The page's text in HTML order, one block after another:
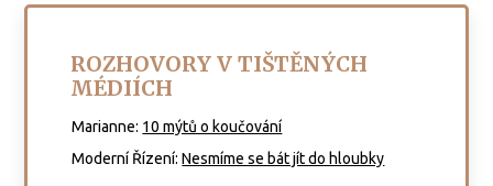
ROZHOVORY V TIŠTĚNÝCH
MÉDIÍCH
Marianne: 10 mýtů o koučování
Moderní Řízení: Nesmíme se bát jít do hloubky